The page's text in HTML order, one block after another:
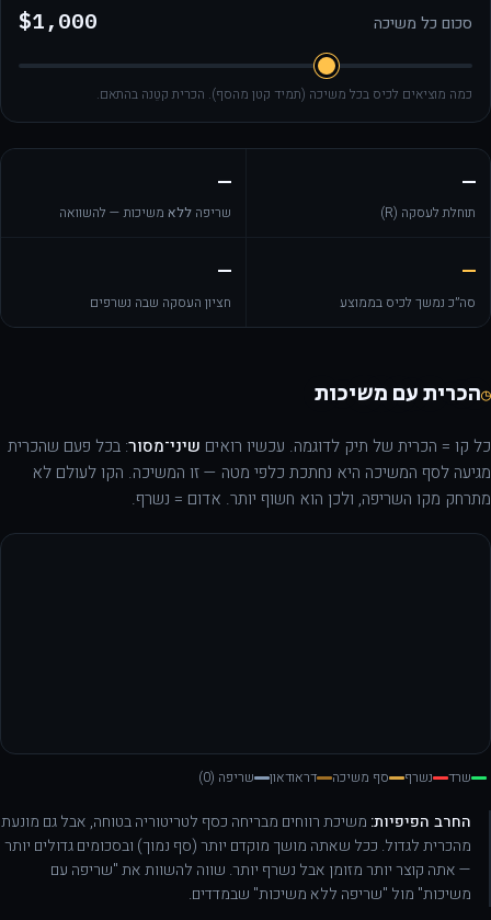
סכום כל משיכה $1,000
כמה מוציאים לכיס בכל משיכה (תמיד קטן מהסף). הכרית קטֵנה בהתאם.
—
תוחלת לעסקה (R)
—
שריפהללא משיכות — להשוואה
—
סה״כ נמשך לכיס בממוצע
—
חציון העסקה שבה נשרפים
◷הכרית עם משיכות
כל קו = הכרית של תיק לדוגמה. עכשיו רואים שיני־מסור: בכל פעם שהכרית
מגיעה לסף המשיכה היא נחתכת כלפי מטה — זו המשיכה. הקו לעולם לא
מתרחק מקו השריפה, ולכן הוא חשוף יותר. אדום = נשרף.
שרד נשרף סף משיכה דראודאון שריפה (0)
החרב הפיפיות: משיכת רווחים מבריחה כסף לטריטוריה בטוחה, אבל גם מונעת
מהכרית לגדול. ככל שאתה מושך מוקדם יותר (סף נמוך) ובסכומים גדולים יותר
— אתה קוצר יותר מזומן אבל נשרף יותר. שווה להשוות את "שריפה עם
משיכות" מול "שריפה ללא משיכות" שבמדדים.